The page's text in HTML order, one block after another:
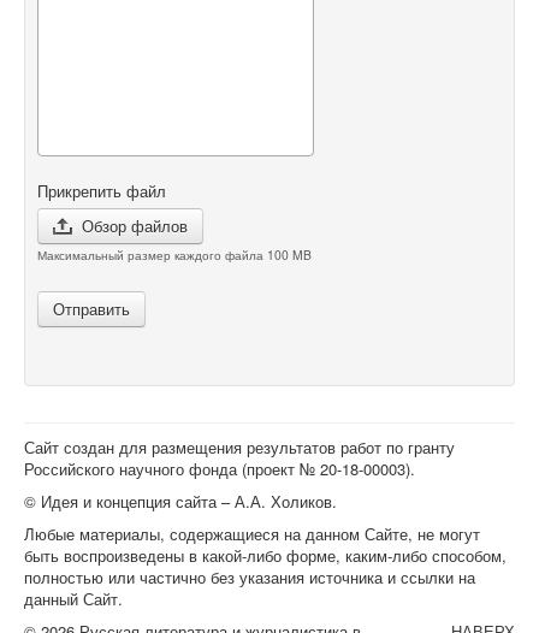
Прикрепить файл
Обзор файлов
Максимальный размер каждого файла 100 MB
Отправить
Сайт создан для размещения результатов работ по гранту
Российского научного фонда (проект № 20-18-00003).
© Идея и концепция сайта – А.А. Холиков.
Любые материалы, содержащиеся на данном Сайте, не могут
быть воспроизведены в какой-либо форме, каким-либо способом,
полностью или частично без указания источника и ссылки на
данный Сайт.